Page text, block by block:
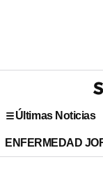
Últimas Noticias
ENFERMEDAD